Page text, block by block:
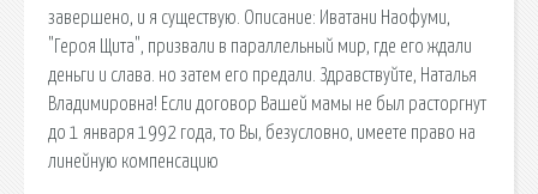
завершено, и я существую. Описание: Иватани Наофуми,
"Героя Щита", призвали в параллельный мир, где его ждали
деньги и слава. но затем его предали. Здравствуйте, Наталья
Владимировна! Если договор Вашей мамы не был расторгнут
до 1 января 1992 года, то Вы, безусловно, имеете право на
линейную компенсацию